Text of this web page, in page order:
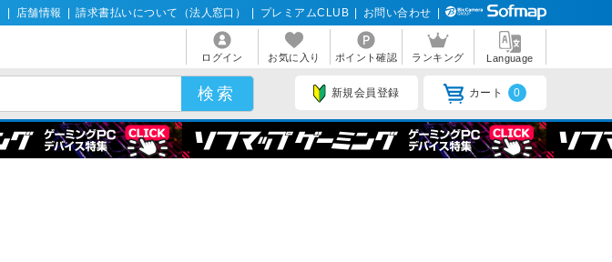
店舗情報 請求書払いについて（法人窓口） プレミアムCLUB お問い合わせ
ログイン お気に入り ポイント確認 ランキング Language
新規会員登録 カート 0